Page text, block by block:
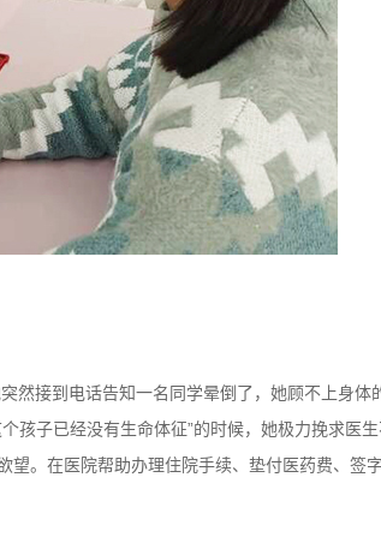
然接到电话告知一名同学晕倒了，她顾不上身体
孩子已经没有生命体征”的时候，她极力挽求医
。在医院帮助办理住院手续、垫付医药费、签